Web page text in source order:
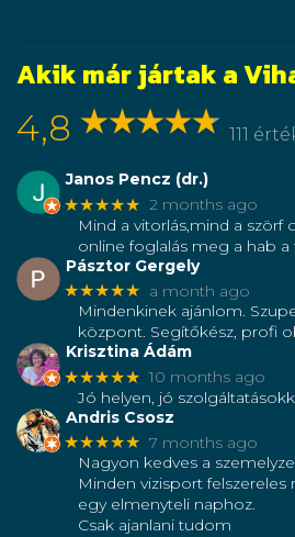
Akik már jártak a
4,8 111
Janos Pencz (dr.)
★★★★★ 2 months ago
Mind a vitorlás,mind a szörf
online foglalás meg a hab a
Pásztor Gergely
★★★★★ a month ago
Mindenkinek ajánlom.
központ. Segítőkész, profi
Krisztina Ádám
★★★★★ 10 months ago
Jó helyen, jó
Andris Csosz
★★★★★ 7 months ago
Nagyon kedves a
Minden vizisport felszereles
egy elmenyteli naphoz.
Csak ajanlani tudom